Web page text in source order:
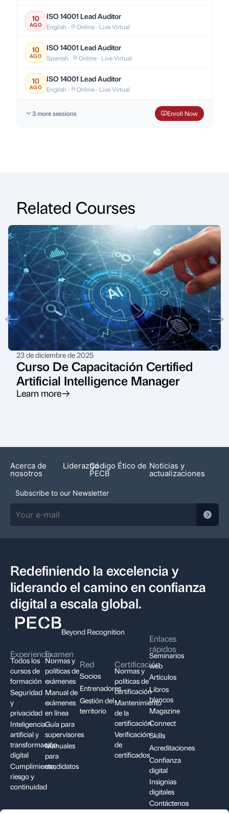
10
AGO
ISO 14001 Lead Auditor
English · Online · Live Virtual
10
AGO
ISO 14001 Lead Auditor
Spanish · Online · Live Virtual
10
AGO
ISO 14001 Lead Auditor
English · Online · Live Virtual
3 more sessions Enroll Now
Related Courses
23 de diciembre de 2025
Curso De Capacitación Certified
Artificial Intelligence Manager
Learn more
Acerca de
nosotros
LiderazgoCódigo Ético de
PECB
Noticias y
actualizaciones
Subscribe to our Newsletter
Redefiniendo la excelencia y
liderando el camino en confianza
digital a escala global.
Beyond Recognition
Experiencia
Todos los
cursos de
formación
Seguridad
y
privacidad
Inteligencia
artificial y
transformación
digital
Cumplimiento,
riesgo y
continuidad
Examen
Normas y
políticas de
exámenes
Manual de
exámenes
en línea
Guía para
supervisores
Manuales
para
candidatos
Red
Socios
Entrenadores
Gestión del
territorio
Certificación
Normas y
políticas de
certificación
Mantenimiento
de la
certificación
Verificación
de
certificados
Enlaces
rápidos
Seminarios
web
Artículos
Libros
blancos
Magazine
Connect
Skills
Acreditaciones
Confianza
digital
Insignias
digitales
Contáctenos